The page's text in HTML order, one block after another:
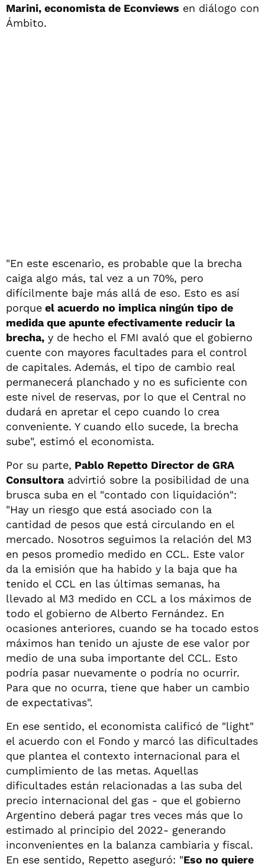
Marini, economista de Econviews en diálogo con
Ámbito.
"En este escenario, es probable que la brecha
caiga algo más, tal vez a un 70%, pero
difícilmente baje más allá de eso. Esto es así
porque el acuerdo no implica ningún tipo de
medida que apunte efectivamente reducir la
brecha, y de hecho el FMI avaló que el gobierno
cuente con mayores facultades para el control
de capitales. Además, el tipo de cambio real
permanecerá planchado y no es suficiente con
este nivel de reservas, por lo que el Central no
dudará en apretar el cepo cuando lo crea
conveniente. Y cuando ello sucede, la brecha
sube", estimó el economista.
Por su parte, Pablo Repetto Director de GRA
Consultoraadvirtió sobre la posibilidad de una
brusca suba en el "contado con liquidación":
"Hay un riesgo que está asociado con la
cantidad de pesos que está circulando en el
mercado. Nosotros seguimos la relación del M3
en pesos promedio medido en CCL. Este valor
da la emisión que ha habido y la baja que ha
tenido el CCL en las últimas semanas, ha
llevado al M3 medido en CCL a los máximos de
todo el gobierno de Alberto Fernández. En
ocasiones anteriores, cuando se ha tocado estos
máximos han tenido un ajuste de ese valor por
medio de una suba importante del CCL. Esto
podría pasar nuevamente o podría no ocurrir.
Para que no ocurra, tiene que haber un cambio
de expectativas".
En ese sentido, el economista calificó de "light"
el acuerdo con el Fondo y marcó las dificultades
que plantea el contexto internacional para el
cumplimiento de las metas. Aquellas
dificultades están relacionadas a las suba del
precio internacional del gas - que el gobierno
Argentino deberá pagar tres veces más que lo
estimado al principio del 2022- generando
inconvenientes en la balanza cambiaria y fiscal.
En ese sentido, Repetto aseguró: "Eso no quiere